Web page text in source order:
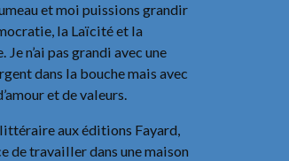
et moi puissions grandir
la Laïcité et la
Je n’ai pas grandi avec une
dans la bouche mais avec
et de valeurs.
aux éditions Fayard,
de travailler dans une maison